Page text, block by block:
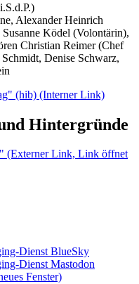
Alexander Heinrich
Susanne Ködel (Volontärin),
Christian Reimer (Chef
Denise Schwarz,
(hib) (Interner Link)
Hintergründe
(Externer Link, Link öffnet
Dienst BlueSky
Dienst Mastodon
Fenster)